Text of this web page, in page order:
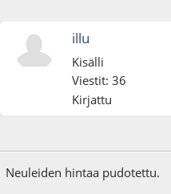
illu
Kisälli
Viestit: 36
Kirjattu
Neuleiden hintaa pudotettu.